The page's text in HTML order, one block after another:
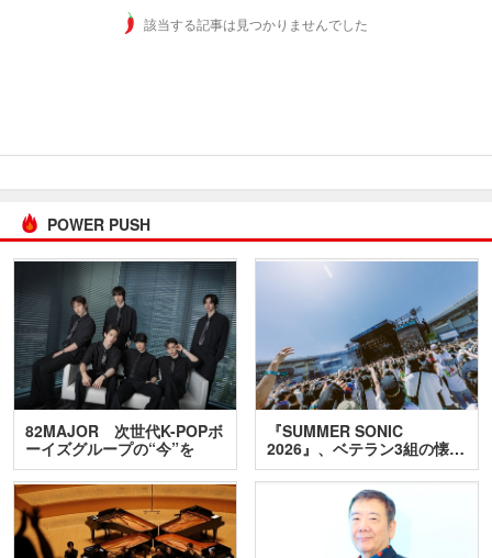
該当する記事は見つかりませんでした
POWER PUSH
82MAJOR 次世代K-POPボ
ーイズグループの“今”を
訊…
『SUMMER SONIC
2026』、ベテラン3組の懐…